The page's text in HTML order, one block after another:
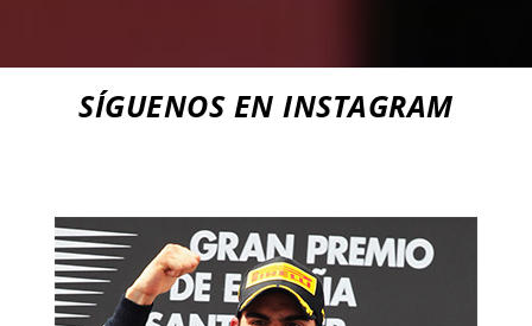
SÍGUENOS EN INSTAGRAM